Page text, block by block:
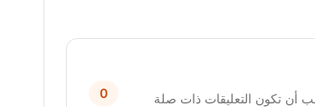
أن تكون التعليقات ذات صلة
0